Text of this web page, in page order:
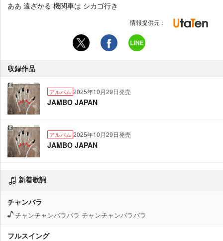
ああ 遠ざかる 機関車は シカゴ行き
情報提供元：
収録作品
アルバム 2025年10月29日発売
JAMBO JAPAN
アルバム 2025年10月29日発売
JAMBO JAPAN
新着歌詞
チャンバラ
チャンチャンバラバラ チャンチャンバラバラ
フルスイング